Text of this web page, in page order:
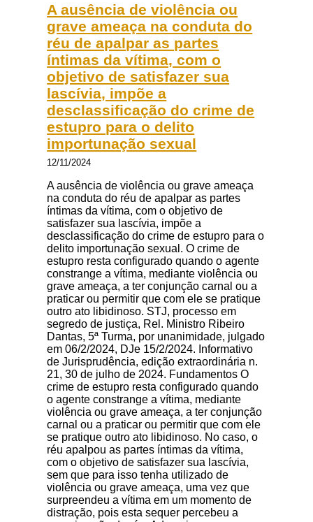
A ausência de violência ou
grave ameaça na conduta do
réu de apalpar as partes
íntimas da vítima, com o
objetivo de satisfazer sua
lascívia, impõe a
desclassificação do crime de
estupro para o delito
importunação sexual
12/11/2024
A ausência de violência ou grave ameaça
na conduta do réu de apalpar as partes
íntimas da vítima, com o objetivo de
satisfazer sua lascívia, impõe a
desclassificação do crime de estupro para o
delito importunação sexual. O crime de
estupro resta configurado quando o agente
constrange a vítima, mediante violência ou
grave ameaça, a ter conjunção carnal ou a
praticar ou permitir que com ele se pratique
outro ato libidinoso. STJ, processo em
segredo de justiça, Rel. Ministro Ribeiro
Dantas, 5ª Turma, por unanimidade, julgado
em 06/2/2024, DJe 15/2/2024. Informativo
de Jurisprudência, edição extraordinária n.
21, 30 de julho de 2024. Fundamentos O
crime de estupro resta configurado quando
o agente constrange a vítima, mediante
violência ou grave ameaça, a ter conjunção
carnal ou a praticar ou permitir que com ele
se pratique outro ato libidinoso. No caso, o
réu apalpou as partes íntimas da vítima,
com o objetivo de satisfazer sua lascívia,
sem que para isso tenha utilizado de
violência ou grave ameaça, uma vez que
surpreendeu a vítima em um momento de
distração, pois esta sequer percebeu a